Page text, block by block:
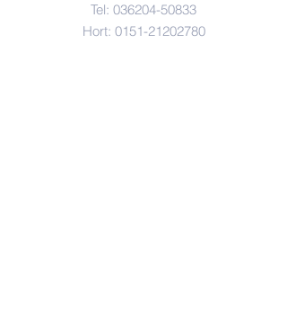
Tel: 036204-50833
Hort: 0151-21202780